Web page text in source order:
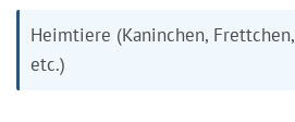
Heimtiere (Kaninchen, Frettchen,
etc.)